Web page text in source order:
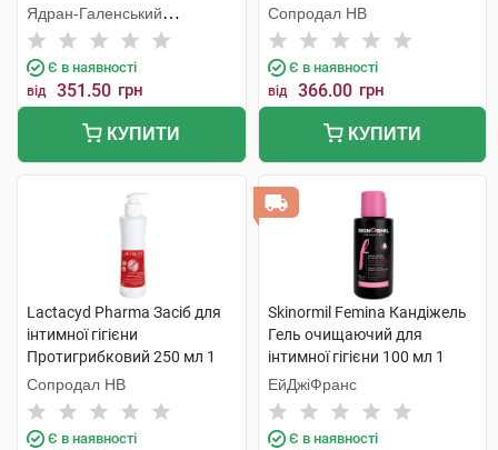
Ядран-Галенський
Лабораторій
Є в наявності
від 351.50 грн
КУПИТИ
Сопродал НВ
Є в наявності
від 366.00 грн
КУПИТИ
Lactacyd Pharma Засіб для
інтимної гігієни
Протигрибковий 250 мл 1
флакон
Сопродал НВ
Є в наявності
Skinormil Femina Кандіжель
Гель очищаючий для
інтимної гігієни 100 мл 1
флакон
ЕйДжіФранс
Є в наявності